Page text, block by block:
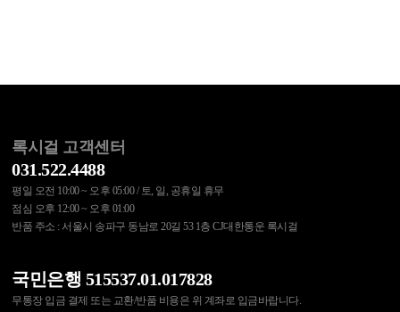
록시걸 고객센터
031.522.4488
평일 오전 10:00 ~ 오후 05:00 / 토, 일, 공휴일 휴무
점심 오후 12:00 ~ 오후 01:00
반품 주소 : 서울시 송파구 동남로 20길 53 1층 CJ대한통운 록시걸
국민은행 515537.01.017828
무통장 입금 결제 또는 교환/반품 비용은 위 계좌로 입금바랍니다.